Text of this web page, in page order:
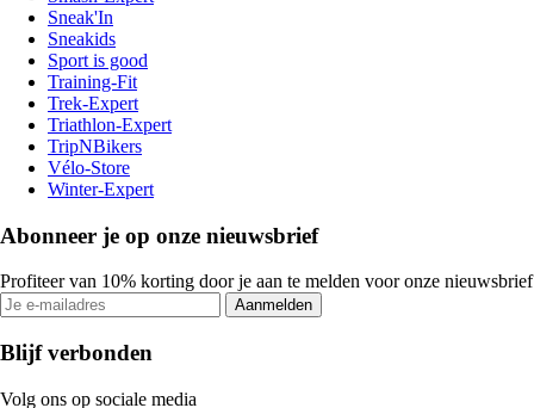
Sneak'In
Sneakids
Sport is good
Training-Fit
Trek-Expert
Triathlon-Expert
TripNBikers
Vélo-Store
Winter-Expert
Abonneer je op onze nieuwsbrief
Profiteer van 10% korting door je aan te melden voor onze nieuwsbrief
Aanmelden
Blijf verbonden
Volg ons op sociale media